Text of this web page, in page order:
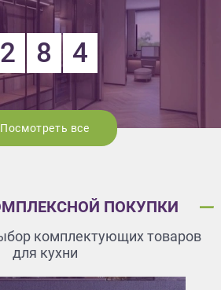
2 8 4
Посмотреть все
ПОКУПКИ
комплектующих товаров
для кухни